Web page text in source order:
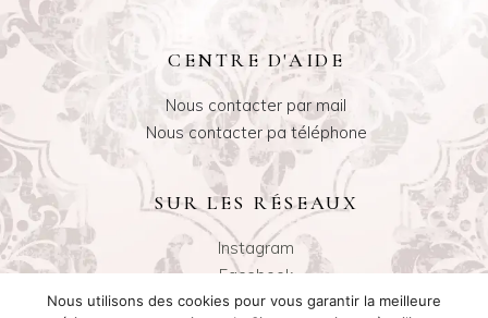
CENTRE D'AIDE
Nous contacter par mail
Nous contacter pa téléphone
SUR LES RÉSEAUX
Instagram
Facebook
Nous utilisons des cookies pour vous garantir la meilleure